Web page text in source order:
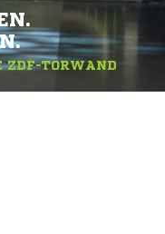
ZDF-TORWAND